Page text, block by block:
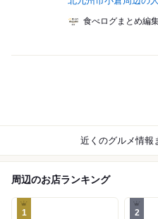
食べログまとめ編
近くのグルメ情報
周辺のお店ランキング
1 2